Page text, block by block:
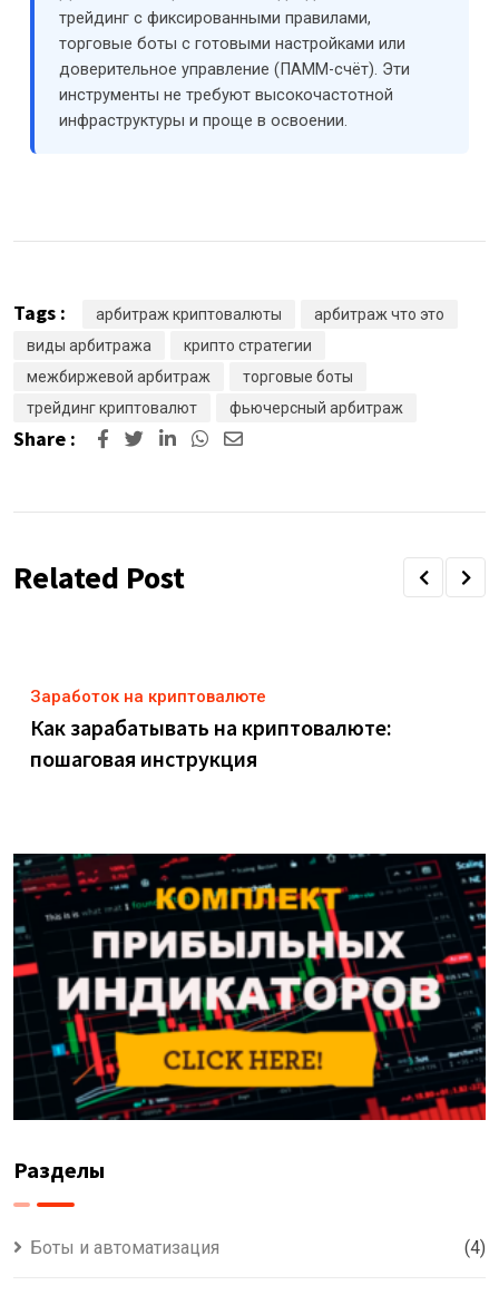
трейдинг с фиксированными правилами,
торговые боты с готовыми настройками или
доверительное управление (ПАММ-счёт). Эти
инструменты не требуют высокочастотной
инфраструктуры и проще в освоении.
Tags : арбитраж криптовалюты
арбитраж что это
виды арбитража
крипто стратегии
межбиржевой арбитраж
торговые боты
трейдинг криптовалют
фьючерсный арбитраж
Share : LinkedInWhatsapp
Share
Related Post
Заработок на криптовалюте
Как зарабатывать на криптовалюте:
пошаговая инструкция
Разделы
Боты и автоматизация (4)